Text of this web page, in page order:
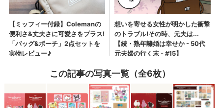
この記事の写真一覧（全6枚）